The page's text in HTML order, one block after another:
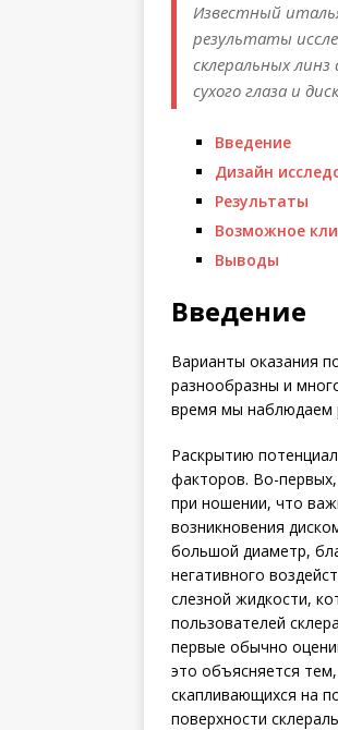
Известный
результаты
склеральных
сухого глаза и
Введение
Дизайн
Результаты
Возможное
Выводы
Введение
Варианты оказания
разно­образны и
время мы наб­людаем
Раскрытию
факторов. Во-
при ношении, что
возникновения
большой диаметр,
негативного
слезной жидкости,
пользователей
первые обычно
это объясняется
скапливающихся на
поверхности